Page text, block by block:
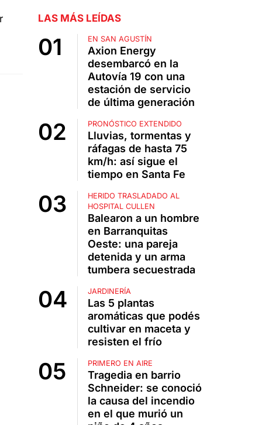
LAS MÁS LEÍDAS
EN SAN AGUSTÍN
Axion Energy
desembarcó en la
Autovía 19 con una
estación de servicio
de última generación
PRONÓSTICO EXTENDIDO
Lluvias, tormentas y
ráfagas de hasta 75
km/h: así sigue el
tiempo en Santa Fe
HERIDO TRASLADADO AL
HOSPITAL CULLEN
Balearon a un hombre
en Barranquitas
Oeste: una pareja
detenida y un arma
tumbera secuestrada
JARDINERÍA
Las 5 plantas
aromáticas que podés
cultivar en maceta y
resisten el frío
PRIMERO EN AIRE
Tragedia en barrio
Schneider: se conoció
la causa del incendio
en el que murió un